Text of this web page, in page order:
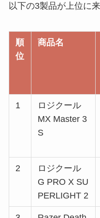
以下の3製品が上位に来
順
位
商品名
1
ロジクール
MX Master 3
S
2
ロジクール
G PRO X SU
PERLIGHT 2